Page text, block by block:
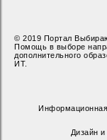
© 2019 Портал
Помощь в выборе
дополнительного
ИТ.
Дизайн и